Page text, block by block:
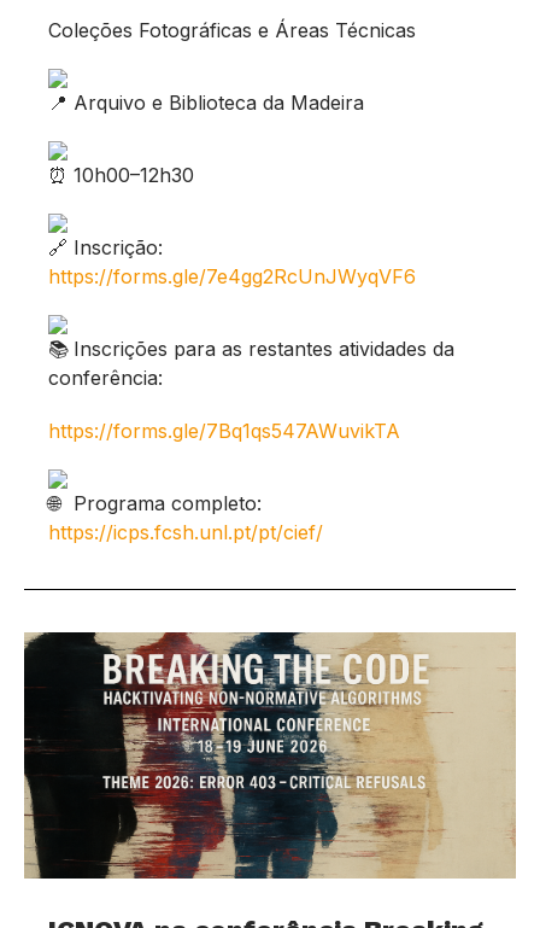
Coleções Fotográficas e Áreas Técnicas
Arquivo e Biblioteca da Madeira
10h00–12h30
Inscrição:
https://forms.gle/7e4gg2RcUnJWyqVF6
Inscrições para as restantes atividades da
conferência:
https://forms.gle/7Bq1qs547AWuvikTA
Programa completo:
https://icps.fcsh.unl.pt/pt/cief/